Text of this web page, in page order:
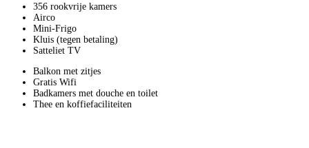
356 rookvrije kamers
Airco
Mini-Frigo
Kluis (tegen betaling)
Satteliet TV
Balkon met zitjes
Gratis Wifi
Badkamers met douche en toilet
Thee en koffiefaciliteiten